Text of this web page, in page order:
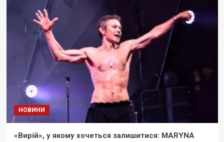
НОВИНИ
«Вирій», у якому хочеться залишитися: MARYNA